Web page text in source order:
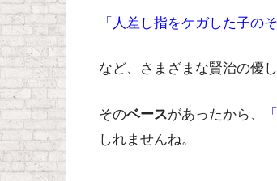
「人差し指をケガした子の
など、さまざまな賢治の優
そのベースがあったから、
しれませんね。